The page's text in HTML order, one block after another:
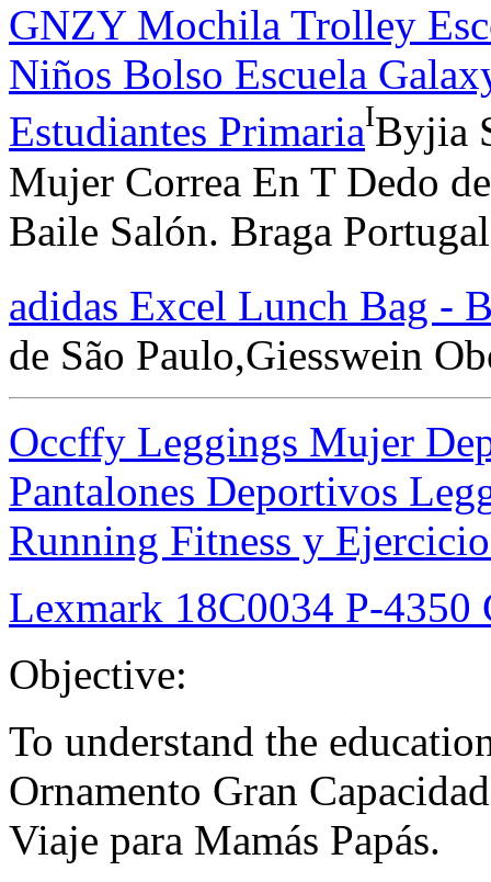
GNZY Mochila Trolley
Niños Bolso Escuela
Estudiantes PrimariaIByjia
Mujer Correa En T Dedo
Baile Salón. Braga Portugal
adidas Excel Lunch Bag -
de São Paulo,Giesswein
Occffy Leggings Mujer
Pantalones Deportivos
Running Fitness y
Lexmark 18C0034 P-4350
Objective:
To understand the
Ornamento Gran
Viaje para Mamás Papás.